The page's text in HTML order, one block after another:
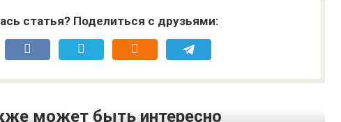
статья? Поделиться с друзьями:
может быть интересно